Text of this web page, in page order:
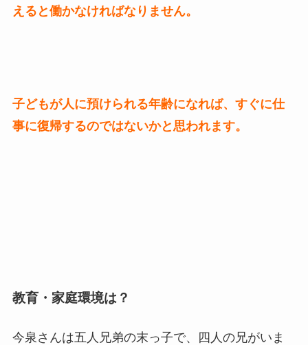
えると働かなければなりません。
子どもが人に預けられる年齢になれば、すぐに仕
事に復帰するのではないかと思われます。
教育・家庭環境は？
今泉さんは五人兄弟の末っ子で、四人の兄がいま